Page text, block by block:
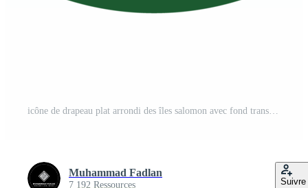
icône de drapeau plat arrondi des îles salomon avec fond transparent PNG Gratuit
Muhammad Fadlan
7 192 Ressources Suivre